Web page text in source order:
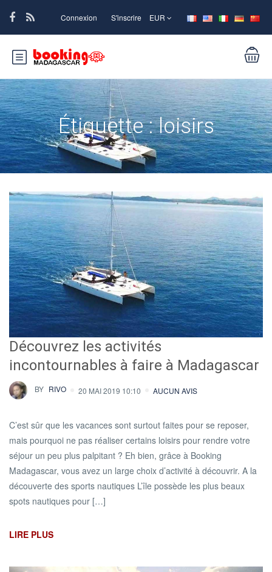
Connexion S'inscrire EUR
Étiquette :loisirs
Découvrez les activités
incontournables à faire à Madagascar
BY RIVO 20 MAI 2019 10:10 AUCUN AVIS
C’est sûr que les vacances sont surtout faites pour se reposer,
mais pourquoi ne pas réaliser certains loisirs pour rendre votre
séjour un peu plus palpitant ? Eh bien, grâce à Booking
Madagascar, vous avez un large choix d’activité à découvrir. A la
découverte des sports nautiques L’île possède les plus beaux
spots nautiques pour […]
LIRE PLUS